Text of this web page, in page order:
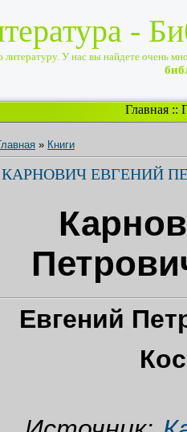
-
У нас вы найдете очень
Главная ::
» Книги
КАРНОВИЧ ЕВГЕНИЙ
Евгений